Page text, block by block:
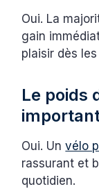
Oui. La
gain
plaisir dès
Le poids
Oui. Unvélo
rassurant et
quotidien.